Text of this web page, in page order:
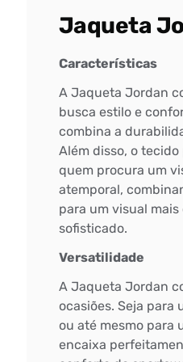
Jaqueta
Características
A Jaqueta Jordan
busca estilo e
combina a
Além disso, o
quem procura um
atemporal,
para um visual
sofisticado.
Versatilidade
A Jaqueta Jordan
ocasiões. Seja para
ou até mesmo para
encaixa